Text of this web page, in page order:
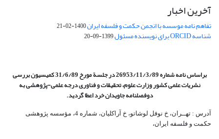
آخرین اخبار
تفاهم نامه موسسه با انجمن حکمت و فلسفه ایران1400-02-21
شناسه ORCID برای نویسنده مسئول 1399-09-20
براساس نامه شماره 26953/11/3/89 در جلسة مورخ 31/6/89 کمیسیون
بررسی
نشریات علمی کشور وزارت علوم، تحقیقات و فناوری درجه علمی‌-پژوهشیبه
دوفصلنامه جاویدان خرد اعطا گردید.
آدرس : تهــران، خ نوفل لوشاتو، خ آراکلیان، شماره 4،‌ مؤسسه پژوهشی
حکمت و فلسفه ایران،‌